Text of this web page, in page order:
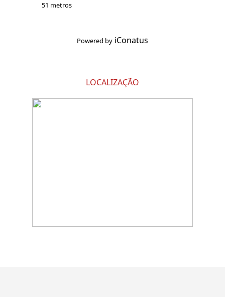
51 metros
Powered by iConatus
LOCALIZAÇÃO